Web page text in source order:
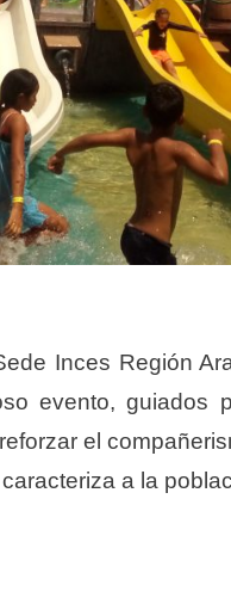
Inces Región
evento, guiados
el
a la